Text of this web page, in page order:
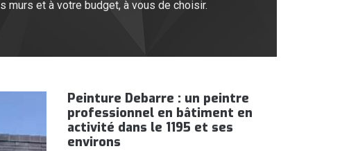
et à votre budget, à vous de choisir.
Peinture Debarre : un peintre
professionnel en bâtiment en
activité dans le 1195 et ses
environs